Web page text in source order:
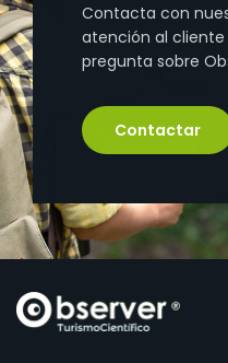
Contacta con
atención al
pregunta sobre
Contactar